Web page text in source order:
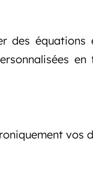
des
en
vos